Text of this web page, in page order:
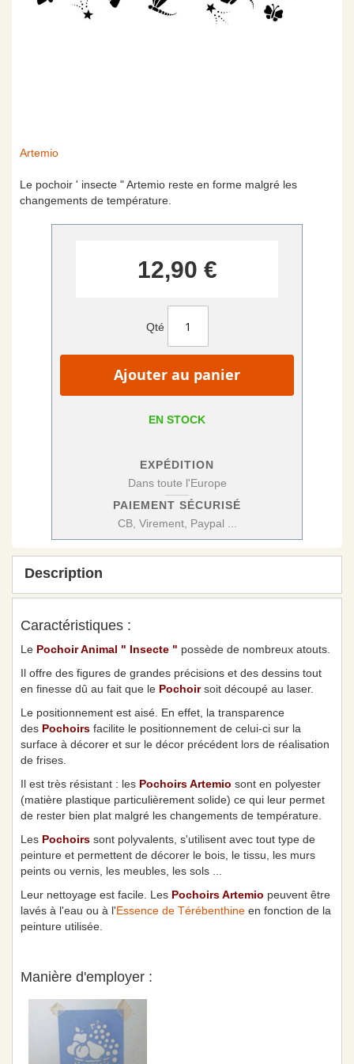
Artemio
Le pochoir ' insecte " Artemio reste en forme malgré les
changements de température.
12,90 €
Qté
Ajouter au panier
EN STOCK
EXPÉDITION
Dans toute l'Europe
PAIEMENT SÉCURISÉ
CB, Virement, Paypal ...
Skip
the
beginning
Description
Caractéristiques :
Le Pochoir Animal " Insecte " possède de nombreux atouts.
Il offre des figures de grandes précisions et des dessins tout
en finesse dû au fait que le Pochoirsoit découpé au laser.
Le positionnement est aisé. En effet, la transparence
des Pochoirs facilite le positionnement de celui-ci sur la
surface à décorer et sur le décor précédent lors de réalisation
de frises.
Il est très résistant : les Pochoirs Artemio sont en polyester
(matière plastique particulièrement solide) ce qui leur permet
de rester bien plat malgré les changements de température.
Les Pochoirs sont polyvalents, s'utilisent avec tout type de
peinture et permettent de décorer le bois, le tissu, les murs
peints ou vernis, les meubles, les sols ...
Leur nettoyage est facile. Les Pochoirs Artemio peuvent être
lavés à l'eau ou à l'Essence de Térébenthine en fonction de la
peinture utilisée.
Manière d'employer :